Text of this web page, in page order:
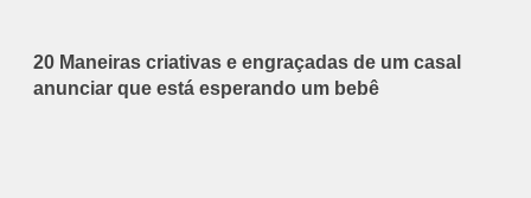
20 Maneiras criativas e engraçadas de um casal
anunciar que está esperando um bebê